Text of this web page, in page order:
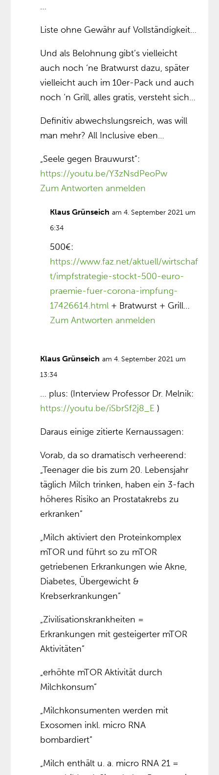
…
Liste ohne Gewähr auf Vollständigkeit…
Und als Belohnung gibt’s vielleicht
auch noch ‘ne Bratwurst dazu, später
vielleicht auch im 10er-Pack und auch
noch ‘n Grill, alles gratis, versteht sich…
Definitiv abwechslungsreich, was will
man mehr? All Inclusive eben…
„Seele gegen Brauwurst”:
https://youtu.be/Y3zNsdPeoPw
Zum Antworten anmelden
Klaus Grünseich am 4. September 2021 um
6:34
500€:
https://www.faz.net/aktuell/wirtschaf
t/impfstrategie-stockt-500-euro-
praemie-fuer-corona-impfung-
17426614.html + Bratwurst + Grill…
Zum Antworten anmelden
Klaus Grünseich am 4. September 2021 um
13:34
… plus: (Interview Professor Dr. Melnik:
https://youtu.be/iSbrSf2j8_E )
Daraus einige zitierte Kernaussagen:
Vorab, da so dramatisch verheerend:
„Teenager die bis zum 20. Lebensjahr
täglich Milch trinken, haben ein 3-fach
höheres Risiko an Prostatakrebs zu
erkranken”
„Milch aktiviert den Proteinkomplex
mTOR und führt so zu mTOR
getriebenen Erkrankungen wie Akne,
Diabetes, Übergewicht &
Krebserkrankungen”
„Zivilisationskrankheiten =
Erkrankungen mit gesteigerter mTOR
Aktivitäten”
„erhöhte mTOR Aktivität durch
Milchkonsum”
„Milchkonsumenten werden mit
Exosomen inkl. micro RNA
bombardiert”
„Milch enthält u. a. micro RNA 21 =